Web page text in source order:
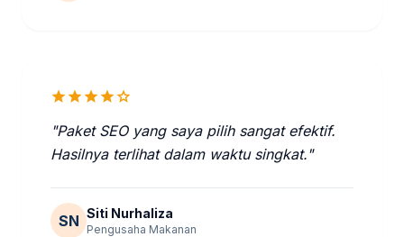
starstarstarstarstar
"Paket SEO yang saya pilih sangat efektif.
Hasilnya terlihat dalam waktu singkat."
SN Siti Nurhaliza
Pengusaha Makanan